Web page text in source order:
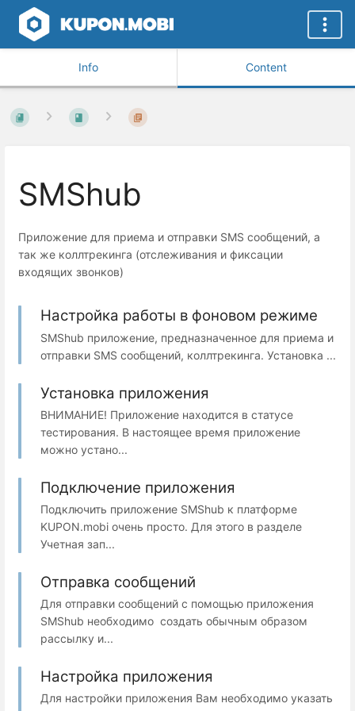
Info Content
SMShub
Приложение для приема и отправки SMS сообщений, а
так же коллтрекинга (отслеживания и фиксации
входящих звонков)
Настройка работы в фоновом режиме
SMShub приложение, предназначенное для приема и
отправки SMS сообщений, коллтрекинга. Установка ...
Установка приложения
ВНИМАНИЕ! Приложение находится в статусе
тестирования. В настоящее время приложение
можно устано...
Подключение приложения
Подключить приложение SMShub к платформе
KUPON.mobi очень просто. Для этого в разделе
Учетная зап...
Отправка сообщений
Для отправки сообщений с помощью приложения
SMShub необходимо создать обычным образом
рассылку и...
Настройка приложения
Для настройки приложения Вам необходимо указать